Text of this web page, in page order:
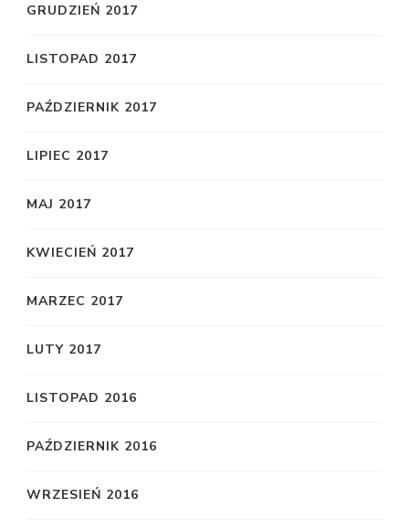
GRUDZIEŃ 2017
LISTOPAD 2017
PAŹDZIERNIK 2017
LIPIEC 2017
MAJ 2017
KWIECIEŃ 2017
MARZEC 2017
LUTY 2017
LISTOPAD 2016
PAŹDZIERNIK 2016
WRZESIEŃ 2016